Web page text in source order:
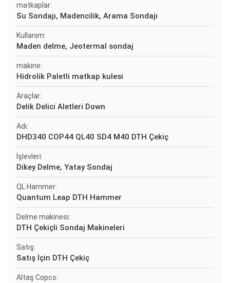
matkaplar:
Su Sondajı, Madencilik, Arama Sondajı
Kullanım:
Maden delme, Jeotermal sondaj
makine:
Hidrolik Paletli matkap kulesi
Araçlar:
Delik Delici Aletleri Down
Adı:
DHD340 COP44 QL40 SD4 M40 DTH Çekiç
İşlevleri:
Dikey Delme, Yatay Sondaj
QL Hammer:
Quantum Leap DTH Hammer
Delme makinesi:
DTH Çekiçli Sondaj Makineleri
Satış:
Satış İçin DTH Çekiç
Altaş Copco: